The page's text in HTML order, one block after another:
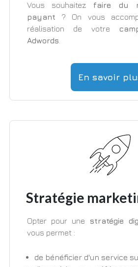
Vous souhaitez faire du
payant ? On vous
réalisation de votre
Adwords
En savoir
Stratégie
Opter pour une stratégie
vous permet :
de bénéficier d'un service